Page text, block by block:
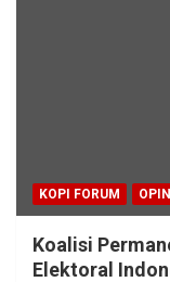
KOPI FORUM OPINI
Koalisi
Elektoral